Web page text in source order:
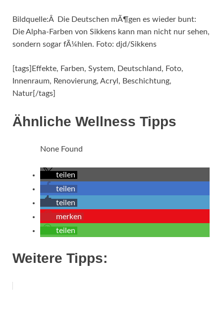
Bildquelle:Â Die Deutschen mÃ¶gen es wieder bunt:
Die Alpha-Farben von Sikkens kann man nicht nur sehen,
sondern sogar fÃ¼hlen. Foto: djd/Sikkens
[tags]Effekte, Farben, System, Deutschland, Foto,
Innenraum, Renovierung, Acryl, Beschichtung,
Natur[/tags]
Ähnliche Wellness Tipps
None Found
teilen
teilen
teilen
merken
teilen
Weitere Tipps: